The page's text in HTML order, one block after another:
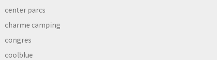
center parcs
charme camping
congres
coolblue